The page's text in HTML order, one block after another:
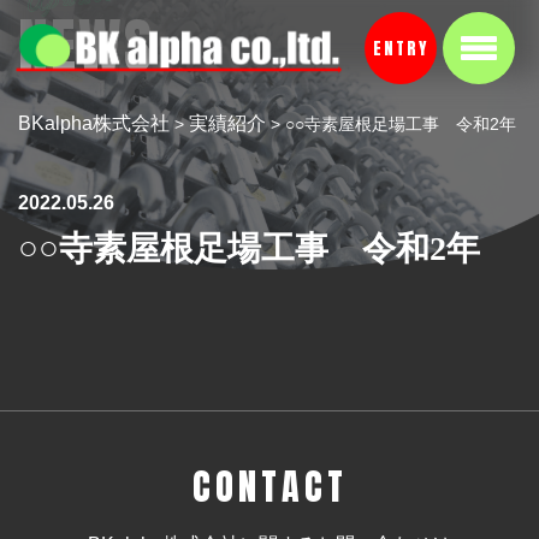
ENTRY
NEWS
BKalpha株式会社 >実績紹介>○○寺素屋根足場工事 令和2年
2022.05.26
○○寺素屋根足場工事 令和2年
CONTACT